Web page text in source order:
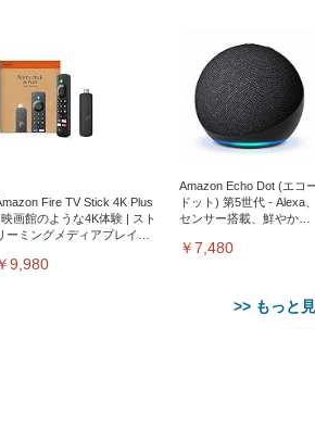
Fire TV Stick 4K Plus
映画館のような4K体験 | スト
ーミングメディアプレイヤ
9,980
Amazon Echo Dot (エコ
ドット) 第5世代 - Alexa、
センサー搭載、鮮やかな
￥7,480
>> もっと